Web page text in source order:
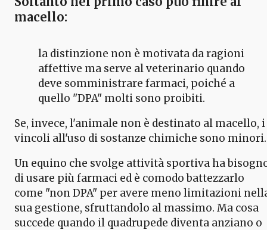
macello:
la distinzione non è motivata da ragioni
affettive ma serve al veterinario quando
deve somministrare farmaci, poiché a
quello "DPA" molti sono proibiti.
Se, invece, l'animale non è destinato al macello, i
vincoli all'uso di sostanze chimiche sono minori.
Un equino che svolge attività sportiva ha
di usare più farmaci ed è comodo battezzarlo
come "non DPA" per avere meno limitazioni
sua gestione, sfruttandolo al massimo. Ma cosa
succede quando il quadrupede diventa anziano o